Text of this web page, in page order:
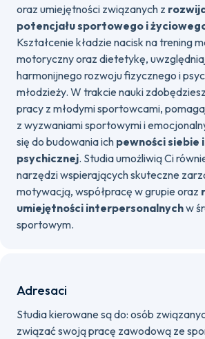
oraz umiejętności związanych z
potencjału sportowego i
Kształcenie kładzie nacisk na trening
motoryczny oraz dietetykę,
harmonijnego rozwoju fizycznego i
młodzieży. W trakcie nauki
pracy z młodymi sportowcami,
z wyzwaniami sportowymi i
się do budowania ich pewności siebie
psychicznej. Studia umożliwią Ci
narzędzi wspierających skuteczne
motywacją, współpracę w grupie oraz
umiejętności interpersonalnychw
sportowym.
Adresaci
Studia kierowane są do: osób
związać swoją pracę zawodową ze